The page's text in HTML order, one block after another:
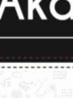
КДР, ВОШ,